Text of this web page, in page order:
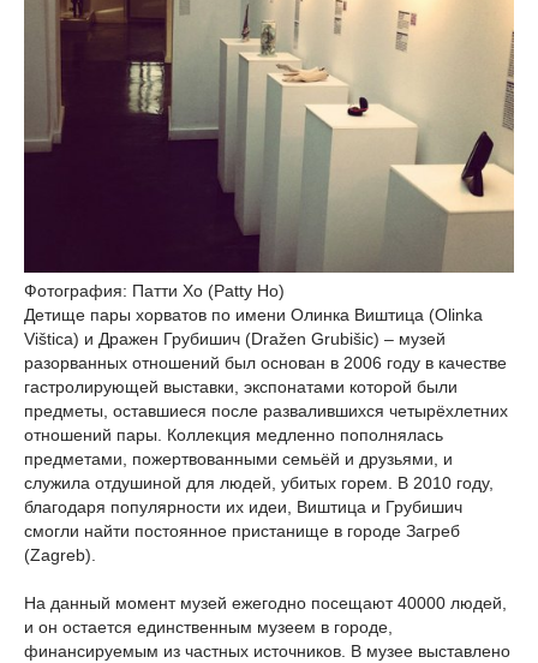
Фотография: Патти Хо (Patty Ho)
Детище пары хорватов по имени Олинка Виштица (Olinka
Vištica) и Дражен Грубишич (Dražen Grubišic) – музей
разорванных отношений был основан в 2006 году в качестве
гастролирующей выставки, экспонатами которой были
предметы, оставшиеся после развалившихся четырёхлетних
отношений пары. Коллекция медленно пополнялась
предметами, пожертвованными семьёй и друзьями, и
служила отдушиной для людей, убитых горем. В 2010 году,
благодаря популярности их идеи, Виштица и Грубишич
смогли найти постоянное пристанище в городе Загреб
(Zagreb).
На данный момент музей ежегодно посещают 40000 людей,
и он остается единственным музеем в городе,
финансируемым из частных источников. В музее выставлено